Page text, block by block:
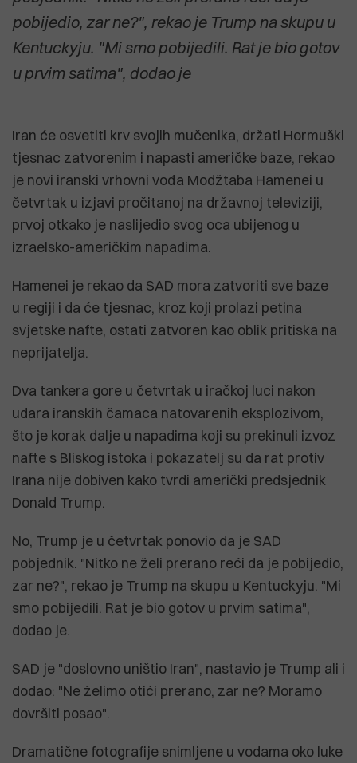
pobijedio, zar ne?", rekao je Trump na skupu u
Kentuckyju. "Mi smo pobijedili. Rat je bio gotov
u prvim satima", dodao je
Iran će osvetiti krv svojih mučenika, držati Hormuški
tjesnac zatvorenim i napasti američke baze, rekao
je novi iranski vrhovni vođa Modžtaba Hamenei u
četvrtak u izjavi pročitanoj na državnoj televiziji,
prvoj otkako je naslijedio svog oca ubijenog u
izraelsko-američkim napadima.
Hamenei je rekao da SAD mora zatvoriti sve baze
u regiji i da će tjesnac, kroz koji prolazi petina
svjetske nafte, ostati zatvoren kao oblik pritiska na
neprijatelja.
Dva tankera gore u četvrtak u iračkoj luci nakon
udara iranskih čamaca natovarenih eksplozivom,
što je korak dalje u napadima koji su prekinuli izvoz
nafte s Bliskog istoka i pokazatelj su da rat protiv
Irana nije dobiven kako tvrdi američki predsjednik
Donald Trump.
No, Trump je u četvrtak ponovio da je SAD
pobjednik. "Nitko ne želi prerano reći da je pobijedio,
zar ne?", rekao je Trump na skupu u Kentuckyju. "Mi
smo pobijedili. Rat je bio gotov u prvim satima",
dodao je.
SAD je "doslovno uništio Iran", nastavio je Trump ali i
dodao: "Ne želimo otići prerano, zar ne? Moramo
dovršiti posao".
Dramatične fotografije snimljene u vodama oko luke